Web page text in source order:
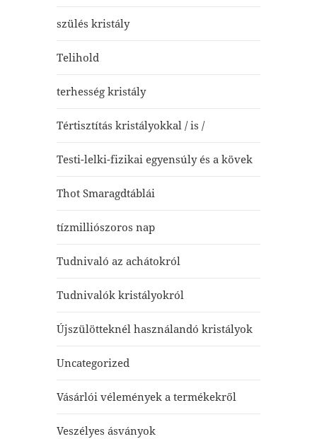
szülés kristály
Telihold
terhesség kristály
Tértisztítás kristályokkal / is /
Testi-lelki-fizikai egyensúly és a kövek
Thot Smaragdtáblái
tízmilliószoros nap
Tudnivaló az achátokról
Tudnivalók kristályokról
Újszülötteknél használandó kristályok
Uncategorized
Vásárlói vélemények a termékekről
Veszélyes ásványok